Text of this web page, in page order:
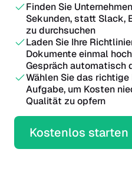
Finden Sie
Sekunden, statt Slack,
zu durchsuchen
Laden Sie Ihre
Dokumente einmal
Gespräch automatisch
Wählen Sie das
Aufgabe, um Kosten
Qualität zu opfern
Kostenlos starten